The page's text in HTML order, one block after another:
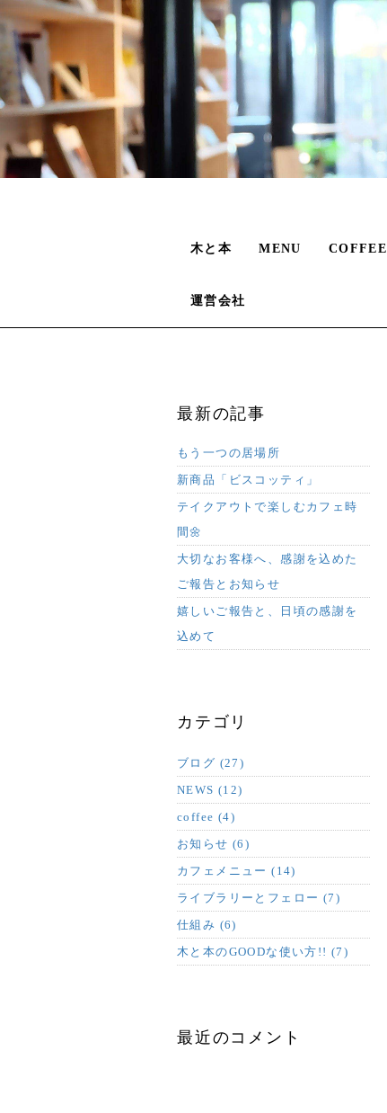
木と本 MENU COFFEE
運営会社
最新の記事
もう一つの居場所
新商品「ビスコッティ」
テイクアウトで楽しむカフェ時
間🌼
大切なお客様へ、感謝を込めた
ご報告とお知らせ
嬉しいご報告と、日頃の感謝を
込めて
カテゴリ
ブログ (27)
NEWS (12)
coffee (4)
お知らせ (6)
カフェメニュー (14)
ライブラリーとフェロー (7)
仕組み (6)
木と本のGOODな使い方!! (7)
最近のコメント